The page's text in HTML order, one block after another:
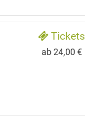
Tickets
ab 24,00 €